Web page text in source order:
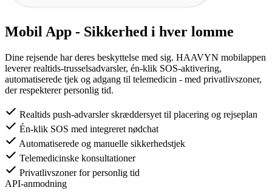
Mobil App - Sikkerhed i hver lomme
Dine rejsende har deres beskyttelse med sig. HAAVYN mobilappen
leverer realtids-trusselsadvarsler, én-klik SOS-aktivering,
automatiserede tjek og adgang til telemedicin - med privatlivszoner,
der respekterer personlig tid.
Realtids push-advarsler skræddersyet til placering og rejseplan
Én-klik SOS med integreret nødchat
Automatiserede og manuelle sikkerhedstjek
Telemedicinske konsultationer
Privatlivszoner for personlig tid
API-anmodning